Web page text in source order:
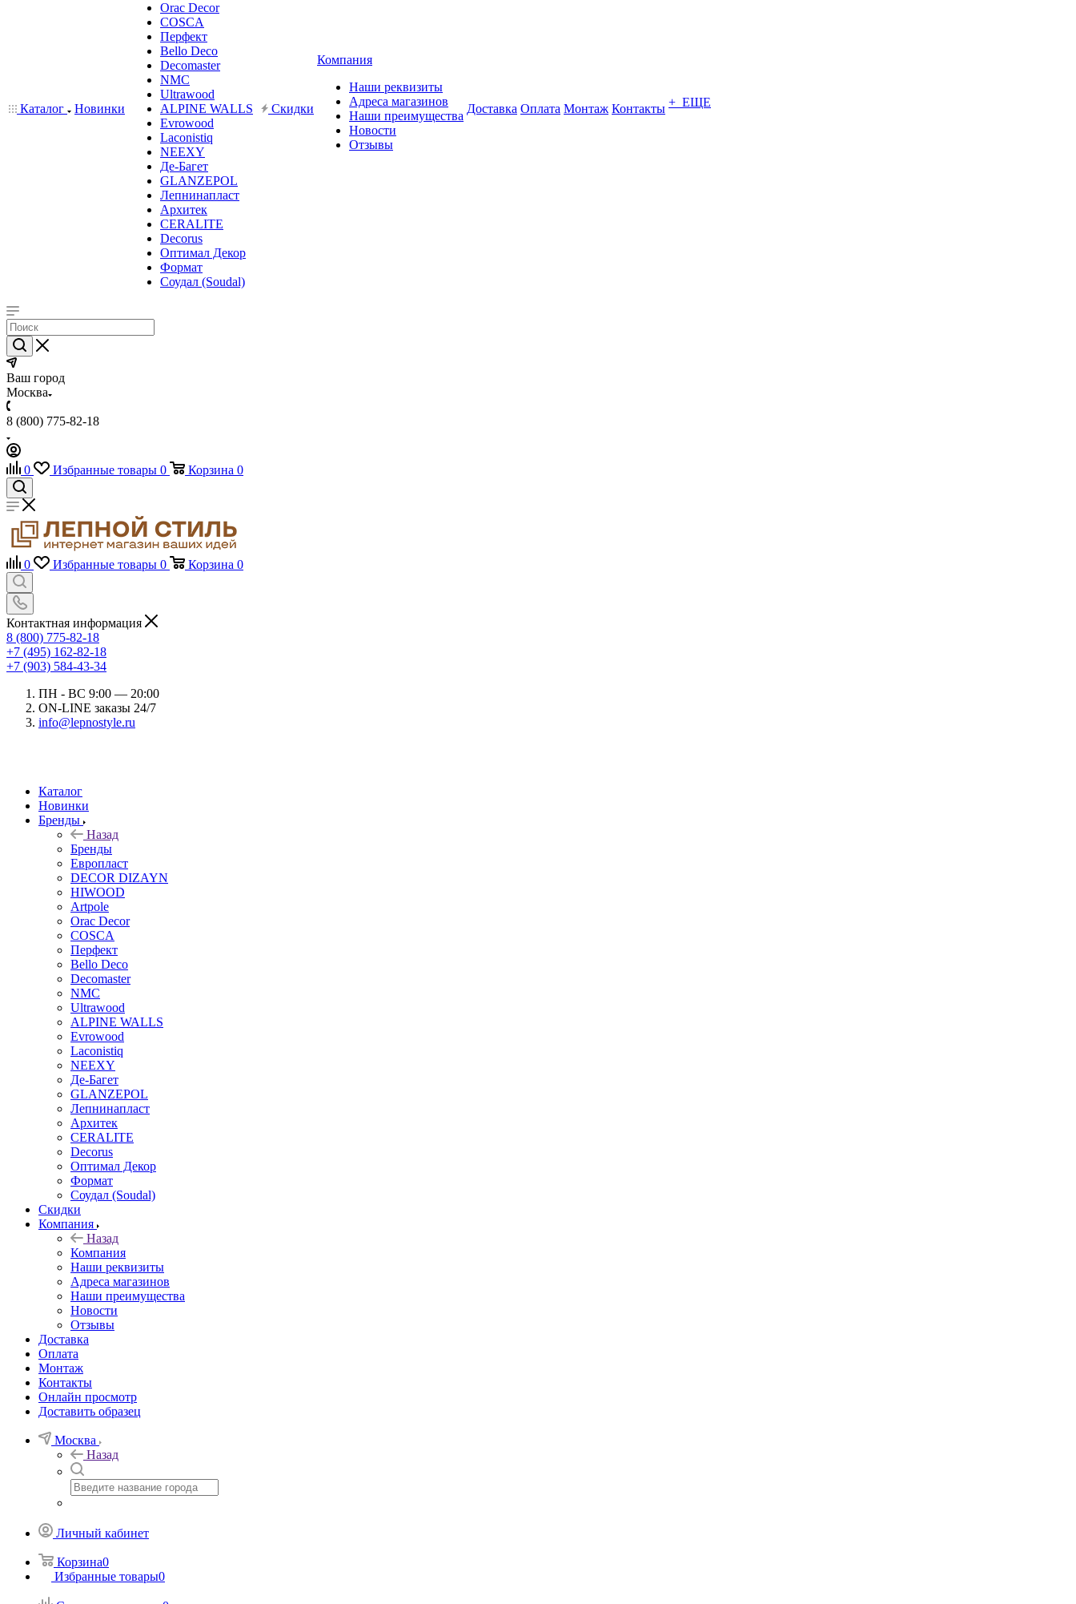
Каталог Новинки
Orac Decor
COSCA
Перфект
Bello Deco
Decomaster
NMС
Ultrawood
ALPINE WALLS
Evrowood
Laconistiq
NEEXY
Де-Багет
GLANZEPOL
Лепнинапласт
Архитек
CERALITE
Decorus
Оптимал Декор
Формат
Соудал (Soudal)
Скидки
Компания
Наши реквизиты
Адреса магазинов
Наши преимущества
Новости
Отзывы
Доставка Оплата Монтаж Контакты + ЕЩЕ
Ваш город
Москва
8 (800) 775-82-18
0 Избранные товары 0 Корзина 0
0 Избранные товары 0 Корзина 0
Контактная информация
8 (800) 775-82-18
+7 (495) 162-82-18
+7 (903) 584-43-34
ПН - ВС 9:00 — 20:00
ON-LINE заказы 24/7
info@lepnostyle.ru
Каталог
Новинки
Бренды
Назад
Бренды
Европласт
DECOR DIZAYN
HIWOOD
Artpole
Orac Decor
COSCA
Перфект
Bello Deco
Decomaster
NMС
Ultrawood
ALPINE WALLS
Evrowood
Laconistiq
NEEXY
Де-Багет
GLANZEPOL
Лепнинапласт
Архитек
CERALITE
Decorus
Оптимал Декор
Формат
Соудал (Soudal)
Скидки
Компания
Назад
Компания
Наши реквизиты
Адреса магазинов
Наши преимущества
Новости
Отзывы
Доставка
Оплата
Монтаж
Контакты
Онлайн просмотр
Доставить образец
Москва
Назад
Личный кабинет
Корзина0
Избранные товары0